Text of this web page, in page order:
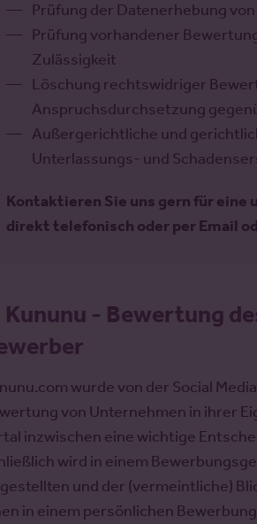
Prüfung der Datenerhebung
Prüfung vorhandener
Zulässigkeit
Löschung rechtswidriger
Anspruchsdurchsetzung
Außergerichtliche und
Unterlassungs- und
Kontaktieren Sie uns gern für
direkt telefonisch oder per Email
Kununu - Bewertung
wurde von der Social
von Unternehmen in ihrer
inzwischen eine wichtige
wird in einem
und der (vermeintliche)
in einem persönlichen